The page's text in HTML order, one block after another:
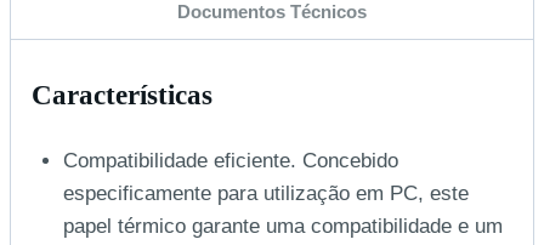
Documentos Técnicos
Características
Compatibilidade eficiente. Concebido
especificamente para utilização em PC, este
papel térmico garante uma compatibilidade e um